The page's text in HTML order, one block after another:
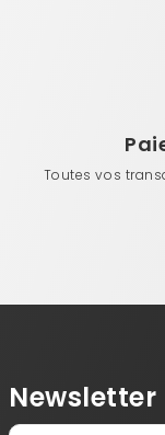
Toutes vos
Newsletter